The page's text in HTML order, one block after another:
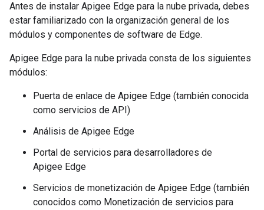
Antes de instalar Apigee Edge para la nube privada, debes
estar familiarizado con la organización general de los
módulos y componentes de software de Edge.
Apigee Edge para la nube privada consta de los siguientes
módulos:
Puerta de enlace de Apigee Edge (también conocida
como servicios de API)
Análisis de Apigee Edge
Portal de servicios para desarrolladores de
Apigee Edge
Servicios de monetización de Apigee Edge (también
conocidos como Monetización de servicios para